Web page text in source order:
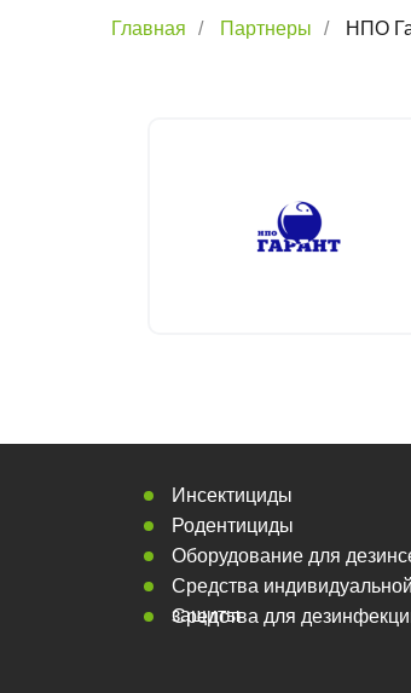
Главная / Партнеры / НПО
Средства для
Средства индивидуальной
защиты
Оборудование для
Родентициды
Инсектициды